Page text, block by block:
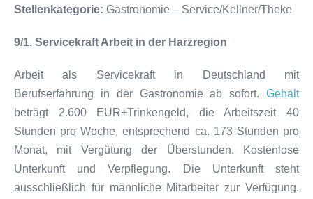
Stellenkategorie: Gastronomie – Service/Kellner/Theke
9/1. Servicekraft Arbeit in der Harzregion
Arbeit als Servicekraft in Deutschland mit
Berufserfahrung in der Gastronomie ab sofort. Gehalt
beträgt 2.600 EUR+Trinkengeld, die Arbeitszeit 40
Stunden pro Woche, entsprechend ca. 173 Stunden pro
Monat, mit Vergütung der Überstunden. Kostenlose
Unterkunft und Verpflegung. Die Unterkunft steht
ausschließlich für männliche Mitarbeiter zur Verfügung.